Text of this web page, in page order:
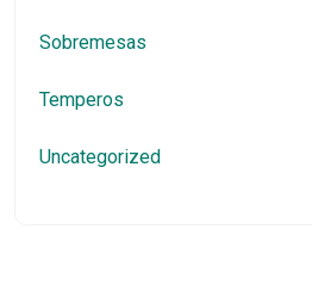
Sobremesas
Temperos
Uncategorized